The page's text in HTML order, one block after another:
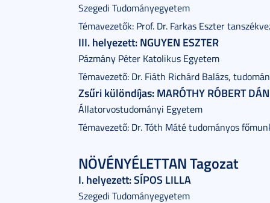
Szegedi Tudományegyetem
Témavezetők: Prof. Dr. Farkas Eszter
III. helyezett: NGUYEN ESZTER
Pázmány Péter Katolikus Egyetem
Témavezető: Dr. Fiáth Richárd Balázs,
Zsűri különdíjas: MARÓTHY RÓBERT
Állatorvostudományi Egyetem
Témavezető: Dr. Tóth Máté tudományos
NÖVÉNYÉLETTAN Tagozat
I. helyezett: SÍPOS LILLA
Szegedi Tudományegyetem